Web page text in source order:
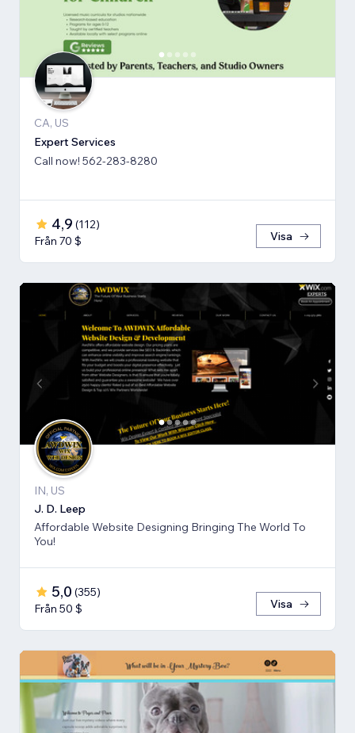
CA, US
Expert Services
Call now! 562-283-8280
4,9 (112)
Från 70 $
Visa
IN, US
J. D. Leep
Affordable Website Designing Bringing The World To
You!
5,0 (355)
Från 50 $
Visa